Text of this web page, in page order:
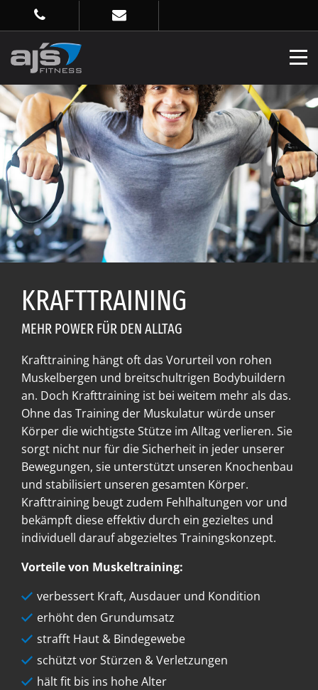
KRAFTTRAINING
MEHR POWER FÜR DEN ALLTAG
Krafttraining hängt oft das Vorurteil von rohen
Muskelbergen und breitschultrigen Bodybuildern
an. Doch Krafttraining ist bei weitem mehr als das.
Ohne das Training der Muskulatur würde unser
Körper die wichtigste Stütze im Alltag verlieren. Sie
sorgt nicht nur für die Sicherheit in jeder unserer
Bewegungen, sie unterstützt unseren Knochenbau
und stabilisiert unseren gesamten Körper.
Krafttraining beugt zudem Fehlhaltungen vor und
bekämpft diese effektiv durch ein gezieltes und
individuell darauf abgezieltes Trainingskonzept.
Vorteile von Muskeltraining:
verbessert Kraft, Ausdauer und Kondition
erhöht den Grundumsatz
strafft Haut & Bindegewebe
schützt vor Stürzen & Verletzungen
hält fit bis ins hohe Alter